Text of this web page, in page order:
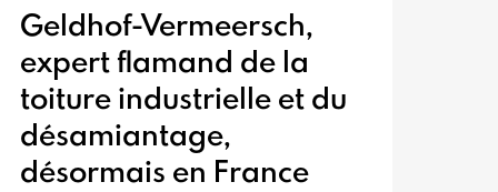
Geldhof-Vermeersch,
expert flamand de la
toiture industrielle et du
désamiantage,
désormais en France